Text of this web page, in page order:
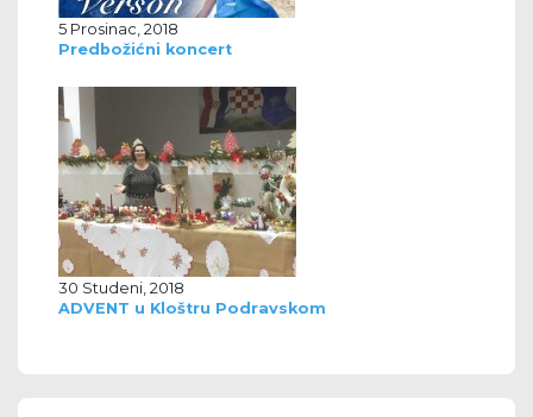
5 Prosinac, 2018
Predbožićni koncert
30 Studeni, 2018
ADVENT u Kloštru Podravskom